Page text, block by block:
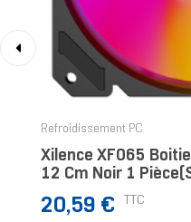
Refroidissement PC
Xilence XF065
12 Cm Noir 1
Prix
20,59 € TTC